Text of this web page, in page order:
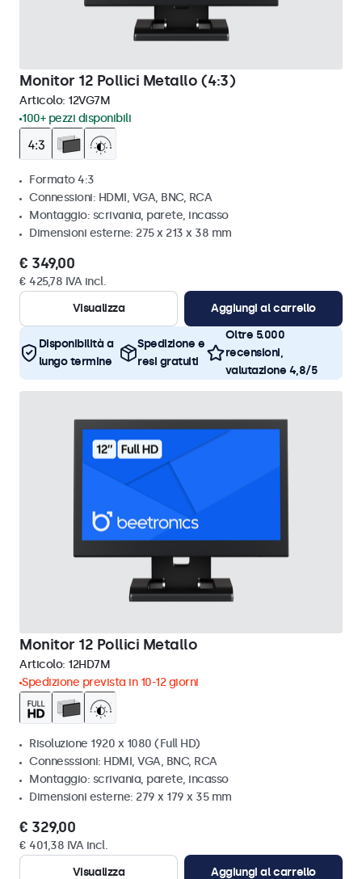
Monitor 12 Pollici Metallo (4:3)
Articolo: 12VG7M
100+ pezzi disponibili
Formato 4:3
Connessioni: HDMI, VGA, BNC, RCA
Montaggio: scrivania, parete, incasso
Dimensioni esterne: 275 x 213 x 38 mm
€ 349,00
€ 425,78 IVA incl.
Visualizza
Aggiungi al carrello
Disponibilità a
lungo termine
Spedizione e
resi gratuiti
Oltre 5.000
recensioni,
valutazione 4,8/5
Monitor 12 Pollici Metallo
Articolo: 12HD7M
Spedizione prevista in 10-12 giorni
Risoluzione 1920 x 1080 (Full HD)
Connesssioni: HDMI, VGA, BNC, RCA
Montaggio: scrivania, parete, incasso
Dimensioni esterne: 279 x 179 x 35 mm
€ 329,00
€ 401,38 IVA incl.
Visualizza
Aggiungi al carrello